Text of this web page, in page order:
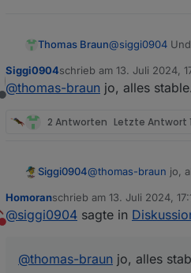
Thomas Braun@siggi0904
Offline
Siggi0904schrieb am 13. Juli 2024,
zuletzt editiert von
@thomas-braun jo, alles
2 Antworten Letzte Antwort
Siggi0904@thomas-braun jo,
Nicht stören
Homoranschrieb am 13. Juli 2024,
zuletzt editiert von
@siggi0904 sagte in
@thomas-braun jo, alles